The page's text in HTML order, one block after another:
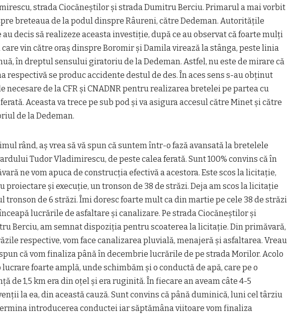
strada Ciocăneştilor şi strada Dumitru Berciu. Primarul a mai vorbit
breteaua de la podul dinspre Râureni, către Dedeman. Autoritățile
au decis să realizeze aceasta investiție, după ce au observat că foarte mulţi
care vin către oraş dinspre Boromir şi Damila virează la stânga, peste linia
în dreptul sensului giratoriu de la Dedeman. Astfel, nu este de mirare că
respectivă se produc accidente destul de des. În aces sens s-au obţinut
necesare de la CFR şi CNADNR pentru realizarea bretelei pe partea cu
Aceasta va trece pe sub pod şi va asigura accesul către Minet şi către
de la Dedeman.
rând, aș vrea să vă spun că suntem într-o fază avansată la bretelele
Tudor Vladimirescu, de peste calea ferată. Sunt 100% convins că în
ne vom apuca de construcția efectivă a acestora. Este scos la licitație,
proiectare şi execuţie, un tronson de 38 de străzi. Deja am scos la licitație
tronson de 6 străzi. Îmi doresc foarte mult ca din martie pe cele 38 de străzi
lucrările de asfaltare și canalizare. Pe strada Ciocăneştilor și
Berciu, am semnat dispoziția pentru scoaterea la licitație. Din primăvară,
respective, vom face canalizarea pluvială, menajeră și asfaltarea. Vreau
că vom finaliza până în decembrie lucrările de pe strada Morilor. Acolo
lucrare foarte amplă, unde schimbăm și o conductă de apă, care pe o
de 1,5 km era din oțel și era ruginită. În fiecare an aveam câte 4-5
la ea, din această cauză. Sunt convins că până duminică, luni cel târziu
introducerea conductei iar săptămâna viitoare vom finaliza